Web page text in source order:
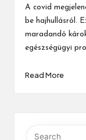
by
A covid
be hajhullásról.
maradandó
egészségügyi
Read More